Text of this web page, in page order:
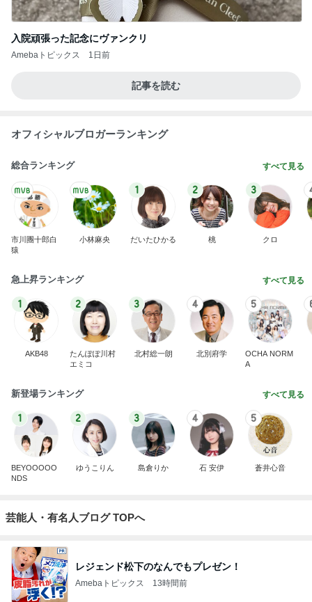
入院頑張った記念にヴァンクリ
Amebaトピックス 1日前
記事を読む
オフィシャルブロガーランキング
総合ランキング すべて見る
市川團十郎白
猿
小林麻央
1
だいたひかる
2
桃
3
クロ
急上昇ランキング すべて見る
1
AKB48
2
たんぽぽ川村
エミコ
3
北村総一朗
4
北別府学
5
OCHA NORM
A
新登場ランキング すべて見る
1
BEYOOOOO
NDS
2
ゆうこりん
3
島倉りか
4
石 安伊
5
蒼井心音
芸能人・有名人ブログ TOPへ
レジェンド松下のなんでもプレゼン！
Amebaトピックス 13時間前